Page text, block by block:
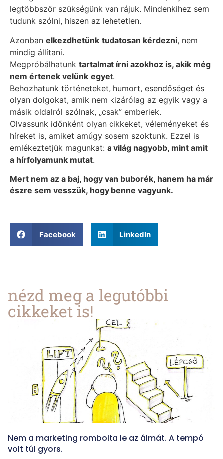
legtöbbször szükségünk van rájuk. Mindenkihez sem
tudunk szólni, hiszen az lehetetlen.
Azonban elkezdhetünk tudatosan kérdezni, nem
mindig állítani.
Megpróbálhatunk tartalmat írni azokhoz is, akik még
nem értenek velünk egyet.
Behozhatunk történeteket, humort, esendőséget és
olyan dolgokat, amik nem kizárólag az egyik vagy a
másik oldalról szólnak, „csak” emberiek.
Olvassunk időnként olyan cikkeket, véleményeket és
híreket is, amiket amúgy sosem szoktunk. Ezzel is
emlékeztetjük magunkat: a világ nagyobb, mint amit
a hírfolyamunk mutat.
Mert nem az a baj, hogy van buborék, hanem ha már
észre sem vesszük, hogy benne vagyunk.
Facebook LinkedIn
nézd meg a legutóbbi
cikkeket is!
Nem a marketing rombolta le az álmát. A tempó
volt túl gyors.